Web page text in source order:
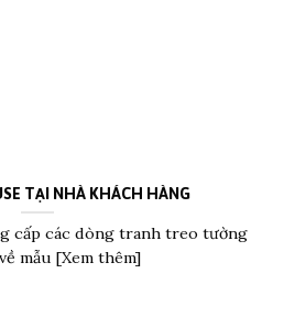
TẠI NHÀ KHÁCH HÀNG
cấp các dòng tranh treo tường
mẫu [Xem thêm]